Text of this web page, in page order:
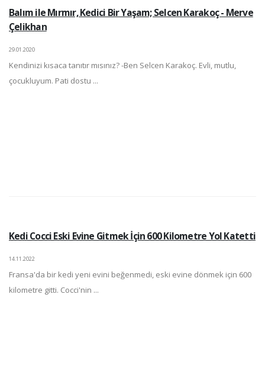
Balım ile Mırmır, Kedici Bir Yaşam; Selcen Karakoç - Merve
Çelikhan
29.01.2020
Kendinizi kısaca tanıtır mısınız? -Ben Selcen Karakoç. Evli, mutlu,
çocukluyum. Pati dostu ...
Kedi Cocci Eski Evine Gitmek İçin 600 Kilometre Yol Katetti
14.11.2022
Fransa'da bir kedi yeni evini beğenmedi, eski evine dönmek için 600
kilometre gitti. Cocci'nin ...